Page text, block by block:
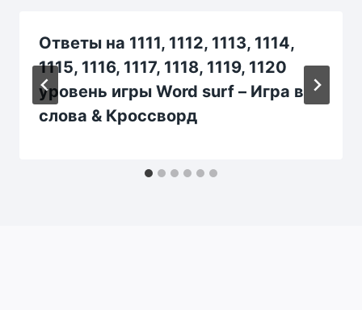
Ответы на 1111, 1112, 1113, 1114,
1115, 1116, 1117, 1118, 1119, 1120
уровень игры Word surf – Игра в
слова & Кроссворд